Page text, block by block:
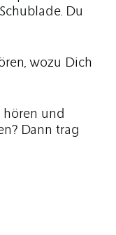
Du
wozu Dich
und
Dann trag